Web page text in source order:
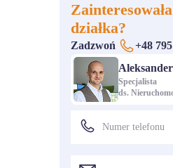
działka?
Zadzwoń
+48
Specjalista
ds.